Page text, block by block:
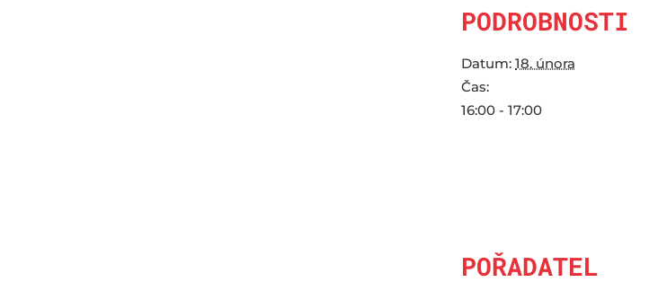
PODROBNOSTI
Datum: 18. února
Čas:
16:00 - 17:00
POŘADATEL